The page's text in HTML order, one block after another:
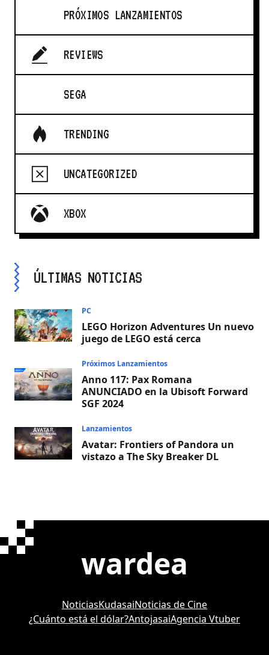
PRÓXIMOS LANZAMIENTOS
REVIEWS
SEGA
TRENDING
UNCATEGORIZED
XBOX
ÚLTIMAS NOTICIAS
PC
LEGO Horizon Adventures Un nuevo
juego de LEGO está cerca
Próximos Lanzamientos
Anno 117: Pax Romana
ANUNCIADO en la Ubisoft Forward
SGF 2024
Lanzamientos
Avatar: Frontiers of Pandora un
vistazo a The Sky Breaker DL
wardea
NoticiasKudasaiNoticias de Cine
¿Cuánto está el dólar?AntojasaiAgencia Vtuber